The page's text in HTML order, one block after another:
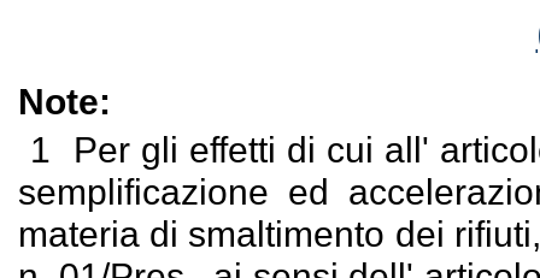
Note:
1
Per gli effetti di cui all'
semplificazione ed
materia di smaltimento dei